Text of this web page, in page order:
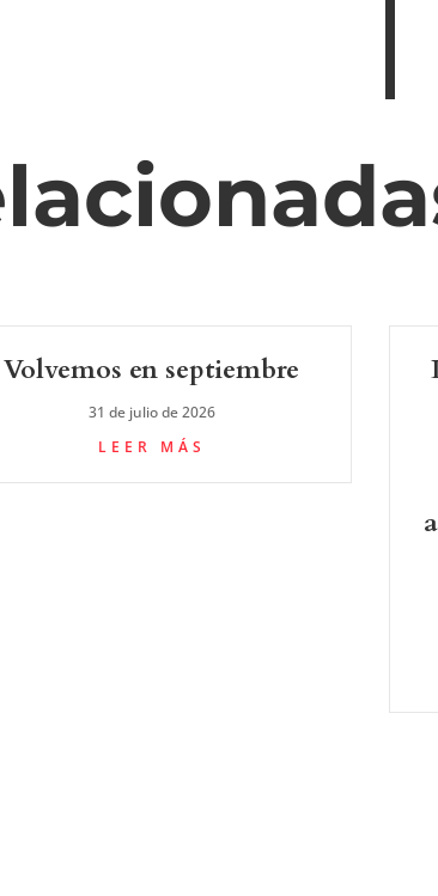
Volvemos en septiembre
31 de julio de 2026
LEER MÁS